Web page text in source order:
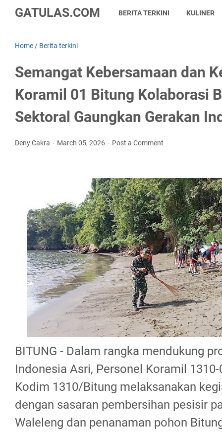
GATULAS.COM BERITA TERKINI KULINER
Home / Berita terkini
Semangat Kebersamaan dan
Koramil 01 Bitung Kolaborasi
Sektoral Gaungkan Gerakan
Deny Cakra March 05, 2026 Post a Comment
BITUNG - Dalam rangka mendukung
Indonesia Asri, Personel Koramil
Kodim 1310/Bitung melaksanakan
dengan sasaran pembersihan pesisir
Waleleng dan penanaman pohon